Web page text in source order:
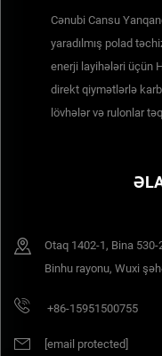
Cənubi Cansu
yaradılmış polad
enerji layihələri üçün
direkt qiymətlərlə
lövhələr və rulonlar
Otaq 1402-1, Bina
Binhu rayonu, Wuxi
+86-15951500755
[email protected]